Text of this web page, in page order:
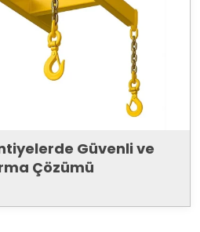
Güvenli ve
Çözümü